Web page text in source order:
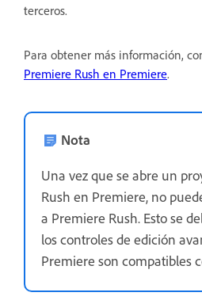
terceros.
Para obtener más información,
Premiere Rush en Premiere.
Nota
Una vez que se abre un
Rush en Premiere, no
a Premiere Rush. Esto se
los controles de edición
Premiere son compatibles